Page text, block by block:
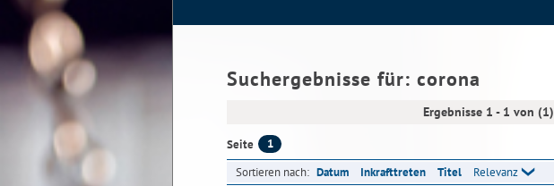
Suchergebnisse für: corona
Ergebnisse 1 - 1 von (1)
Seite 1
Sortieren nach: Datum Inkrafttreten Titel Relevanz